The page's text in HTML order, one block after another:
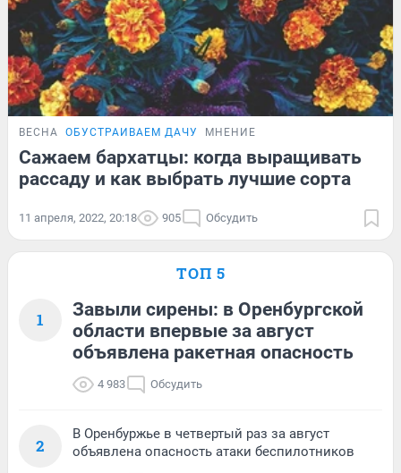
ВЕСНА ОБУСТРАИВАЕМ ДАЧУ МНЕНИЕ
Сажаем бархатцы: когда выращивать
рассаду и как выбрать лучшие сорта
11 апреля, 2022, 20:18 905 Обсудить
ТОП 5
1
Завыли сирены: в Оренбургской
области впервые за август
объявлена ракетная опасность
4 983 Обсудить
2
В Оренбуржье в четвертый раз за август
объявлена опасность атаки беспилотников